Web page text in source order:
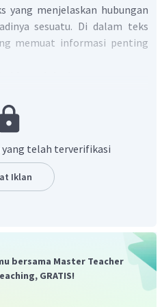
yang menjelaskan hubungan
sesuatu. Di dalam teks
memuat informasi penting
tata guna lahan, terjadi
masuk ke sungai dan daya
lebat mempunyai tetes
berukuran besar, pori-
akan tertutup sehingga
sungai seperti bentuk,
aliran sungai (DAS).
oleh manusia :
yang telah terverifikasi
Iklan
bersama Master Teacher
GRATIS!